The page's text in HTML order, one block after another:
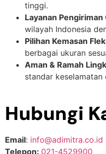
tinggi.
Layanan Pengiriman
wilayah Indonesia
Pilihan Kemasan
berbagai ukuran
Aman & Ramah
standar keselamatan
Hubungi
Email: info@adimitra.co.id
Telepon: 021-4529900